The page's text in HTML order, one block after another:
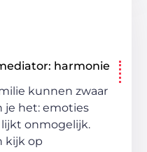
harmonie
kunnen zwaar
je het: emoties
onmogelijk.
kijk op